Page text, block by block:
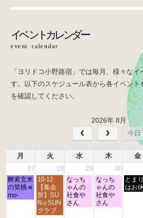
b
o
o
「ヨリドコ小野路宿」では毎月、様々な
す。以下のスケジュール表から各イベント
を確認してください。
2026年 8月
今日
月 火 水 木 金
27
28 29 30
月
曜
日,
酵素玄米
の笑桃-e
mo-
火
曜
日,
7
月
10-12
【集会
所】SU
N☼SUN
クラブ
水
曜
日,
7
なっち
ゃんの
社食や
さん
木
曜
日,
7
なっち
ゃんの
社食や
さん
金
曜
とま
はお